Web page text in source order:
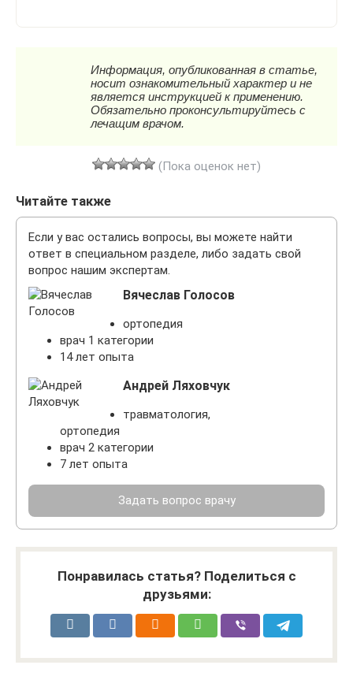
(Пока оценок нет)
Читайте также
Если у вас остались вопросы, вы можете найти
ответ в специальном разделе, либо задать свой
вопрос нашим экспертам.
Вячеслав Голосов
ортопедия
врач 1 категории
14 лет опыта
Андрей Ляховчук
травматология,
ортопедия
врач 2 категории
7 лет опыта
Задать вопрос врачу
Понравилась статья? Поделиться с
друзьями: